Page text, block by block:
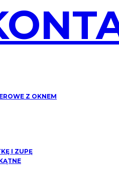
Z OKNEM
I ZUPĘ